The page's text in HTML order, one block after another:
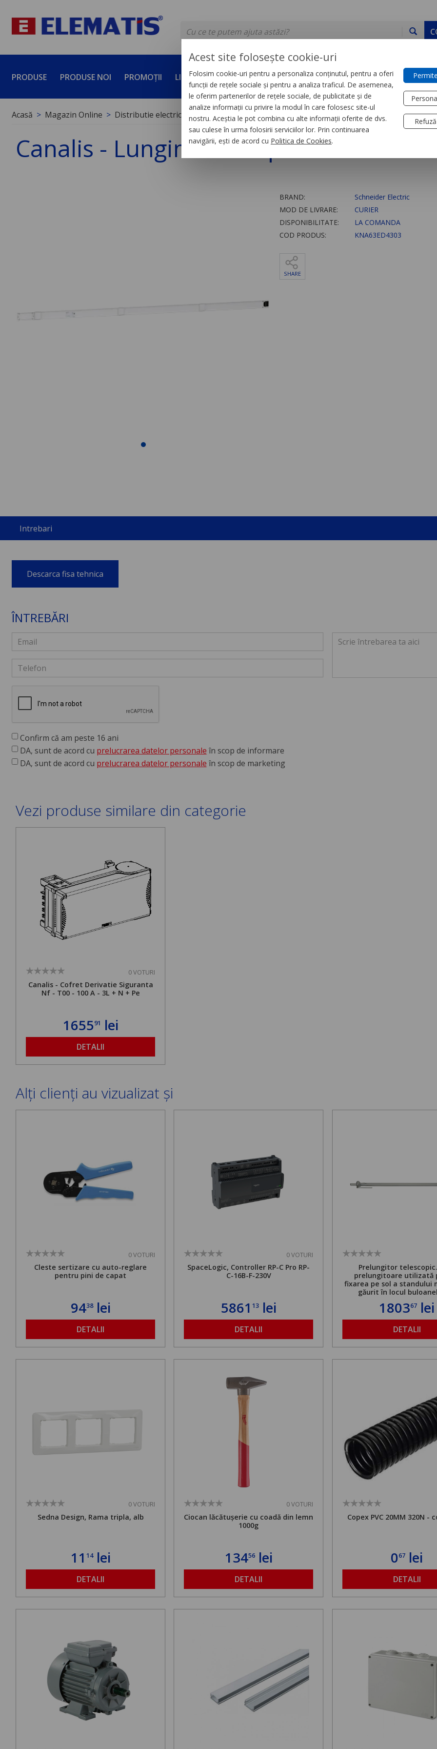
PRODUSE PRODUSE NOI PROMOȚII LICHIDĂRI DE STOC SERVICII DEVINO PARTENER CONTACT
Acasă Magazin Online Distributie electrica de joasa tensiune Bara capsulata
Canalis - Lungime Dreapta - 63 A - 3
BRAND:
Schneider Electric
MOD DE LIVRARE:
CURIER
DISPONIBILITATE:
LA COMANDA
COD PRODUS:
KNA63ED4303
SHARE
Intrebari
Descarca fisa tehnica
ÎNTREBĂRI
Confirm că am peste 16 ani
DA, sunt de acord cu prelucrarea datelor personale în scop de informare
DA, sunt de acord cu prelucrarea datelor personale în scop de marketing
Vezi produse similare din categorie
0 VOTURI
Canalis - Cofret Derivatie Siguranta
Nf - T00 - 100 A - 3L + N + Pe
165591 lei
DETALII
Alți clienți au vizualizat și
0 VOTURI
Cleste sertizare cu auto-reglare
pentru pini de capat
9438lei
DETALII
0 VOTURI
SpaceLogic, Controller RP-C Pro RP-
C-16B-F-230V
5861 13lei
DETALII
Prelungitor
prelungitoare utilizată
fixarea pe sol a standului
găurit în locul
ancorare. Greutate
de 500 kg și înălțime
180367 lei
DETALII
0 VOTURI
Sedna Design, Rama tripla, alb
11 14lei
DETALII
0 VOTURI
Ciocan lăcătușerie cu coadă din lemn
1000g
13456lei
DETALII
Copex PVC 20MM 320N -
067 lei
DETALII
Acest site folosește cookie-uri
Folosim cookie-uri pentru a personaliza conținutul, pentru a oferi
funcții de rețele sociale și pentru a analiza traficul. De asemenea,
le oferim partenerilor de rețele sociale, de publicitate și de
analize informații cu privire la modul în care folosesc site-ul
nostru. Aceștia le pot combina cu alte informații oferite de dvs.
sau culese în urma folosirii serviciilor lor. Prin continuarea
navigării, ești de acord cu Politica de Cookies.